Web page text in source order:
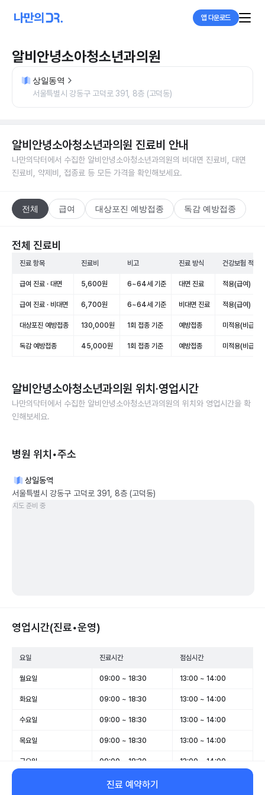
앱 다운로드
알비안녕소아청소년과의원
상일동역
서울특별시 강동구 고덕로 391, 8층 (고덕동)
알비안녕소아청소년과의원 진료비 안내
나만의닥터에서 수집한 알비안녕소아청소년과의원의 비대면 진료비, 대면
진료비, 약제비, 접종료 등 모든 가격을 확인해보세요.
전체 급여 대상포진 예방접종 독감 예방접종
전체 진료비
진료 항목 진료비 비고 진료 방식 건강보험 적용
급여 진료 · 대면 5,600원 6~64세 기준 대면 진료 적용(급여)
급여 진료 · 비대면 6,700원 6~64세 기준 비대면 진료 적용(급여)
대상포진 예방접종 130,000원 1회 접종 기준 예방접종 미적용(비급여)
독감 예방접종 45,000원 1회 접종 기준 예방접종 미적용(비급여)
알비안녕소아청소년과의원 위치·영업시간
나만의닥터에서 수집한 알비안녕소아청소년과의원의 위치와 영업시간을 확
인해보세요.
병원 위치•주소
상일동역
서울특별시 강동구 고덕로 391, 8층 (고덕동)
지도 준비 중
영업시간(진료•운영)
요일 진료시간 점심시간
월요일 09:00 ~ 18:30 13:00 ~ 14:00
화요일 09:00 ~ 18:30 13:00 ~ 14:00
수요일 09:00 ~ 18:30 13:00 ~ 14:00
목요일 09:00 ~ 18:30 13:00 ~ 14:00
금요일 09:00 ~ 18:30 13:00 ~ 14:00
09:00 ~ 14:00
진료 예약하기